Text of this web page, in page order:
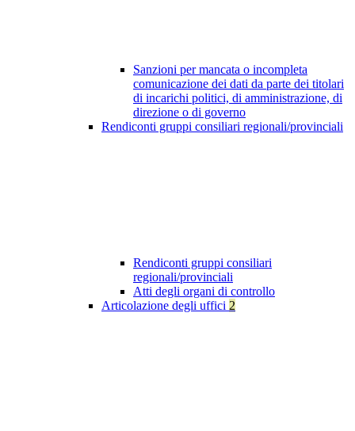
Sanzioni per mancata o incompleta
comunicazione dei dati da parte dei titolari
di incarichi politici, di amministrazione, di
direzione o di governo
Rendiconti gruppi consiliari regionali/provinciali
Rendiconti gruppi consiliari
regionali/provinciali
Atti degli organi di controllo
Articolazione degli uffici 2